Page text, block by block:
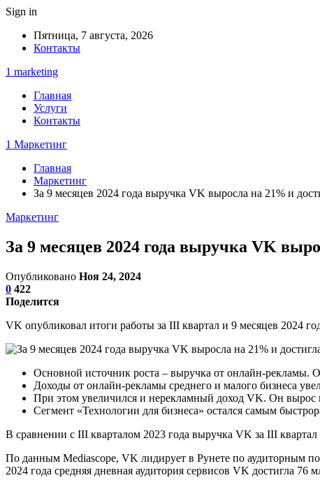
Sign in
Пятница, 7 августа, 2026
Контакты
1 marketing
Главная
Услуги
Контакты
1 Маркетинг
Главная
Маркетинг
За 9 месяцев 2024 года выручка VK выросла на 21% и
Маркетинг
За 9 месяцев 2024 года выручка VK
Опубликовано Ноя 24, 2024
0 422
Поделится
VK опубликовал итоги работы за III квартал и 9 месяцев 2024
Основной источник роста – выручка от онлайн-рекламы.
Доходы от онлайн-рекламы среднего и малого бизнеса
При этом увеличился и нерекламный доход VK. Он вырос
Сегмент «Технологии для бизнеса» остался самым
В сравнении с III кварталом 2023 года выручка VK за III
По данным Mediascope, VK лидирует в Рунете по аудиторным
2024 года средняя дневная аудитория сервисов VK достигла 76